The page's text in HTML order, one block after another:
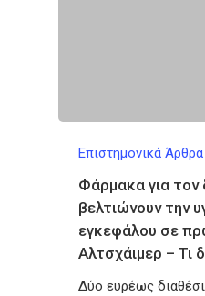
Επιστημονικά Άρθρα
Φάρμακα για τον
βελτιώνουν την
εγκεφάλου σε
Αλτσχάιμερ – Τι
Δύο ευρέως